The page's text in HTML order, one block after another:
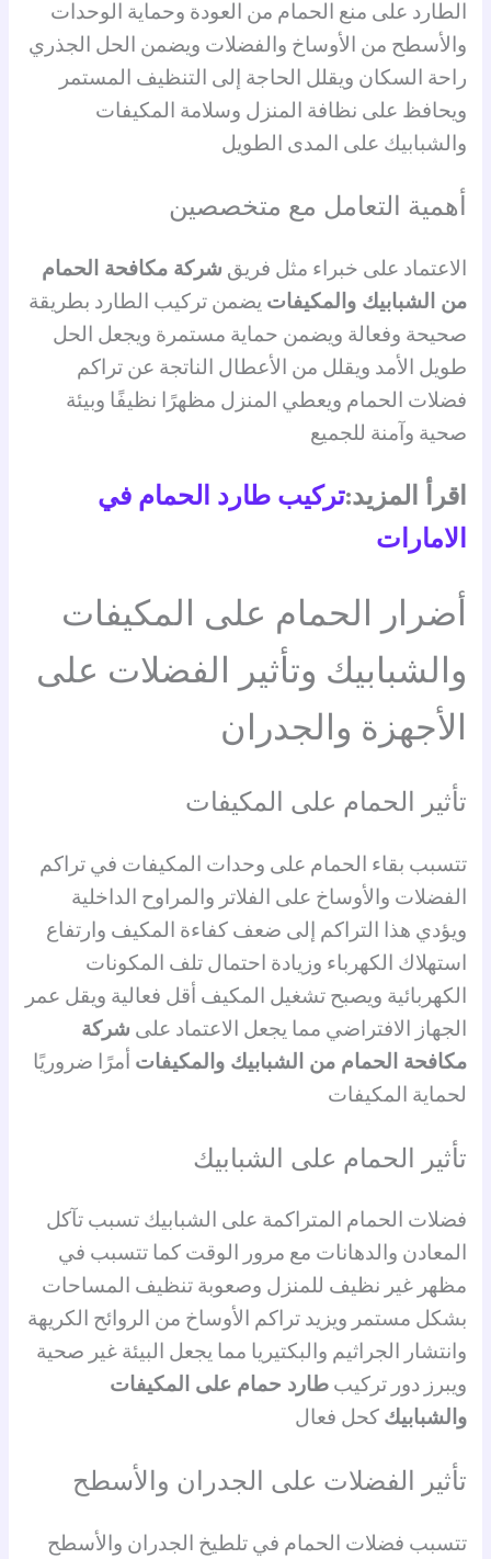
الطارد على منع الحمام من العودة وحماية الوحدات
والأسطح من الأوساخ والفضلات ويضمن الحل الجذري
راحة السكان ويقلل الحاجة إلى التنظيف المستمر
ويحافظ على نظافة المنزل وسلامة المكيفات
والشبابيك على المدى الطويل
أهمية التعامل مع متخصصين
الاعتماد على خبراء مثل فريق شركة مكافحة الحمام
من الشبابيك والمكيفات يضمن تركيب الطارد بطريقة
صحيحة وفعالة ويضمن حماية مستمرة ويجعل الحل
طويل الأمد ويقلل من الأعطال الناتجة عن تراكم
فضلات الحمام ويعطي المنزل مظهرًا نظيفًا وبيئة
صحية وآمنة للجميع
اقرأ المزيد:تركيب طارد الحمام في
الامارات
أضرار الحمام على المكيفات
والشبابيك وتأثير الفضلات على
الأجهزة والجدران
تأثير الحمام على المكيفات
تتسبب بقاء الحمام على وحدات المكيفات في تراكم
الفضلات والأوساخ على الفلاتر والمراوح الداخلية
ويؤدي هذا التراكم إلى ضعف كفاءة المكيف وارتفاع
استهلاك الكهرباء وزيادة احتمال تلف المكونات
الكهربائية ويصبح تشغيل المكيف أقل فعالية ويقل عمر
الجهاز الافتراضي مما يجعل الاعتماد على شركة
مكافحة الحمام من الشبابيك والمكيفات أمرًا ضروريًا
لحماية المكيفات
تأثير الحمام على الشبابيك
فضلات الحمام المتراكمة على الشبابيك تسبب تآكل
المعادن والدهانات مع مرور الوقت كما تتسبب في
مظهر غير نظيف للمنزل وصعوبة تنظيف المساحات
بشكل مستمر ويزيد تراكم الأوساخ من الروائح الكريهة
وانتشار الجراثيم والبكتيريا مما يجعل البيئة غير صحية
ويبرز دور تركيبطارد حمام على المكيفات
والشبابيك كحل فعال
تأثير الفضلات على الجدران والأسطح
تتسبب فضلات الحمام في تلطيخ الجدران والأسطح